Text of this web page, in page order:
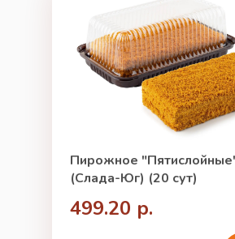
Пирожное
(Слада-Юг) (20 сут)
499.20 р.